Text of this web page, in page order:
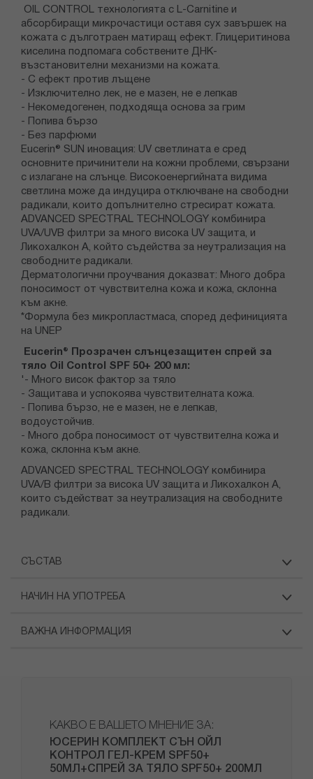
OIL CONTROL технологията с L-Carnitine и
абсорбиращи микрочастици оставя сух завършек на
кожата с дълготраен матиращ ефект. Глицеритинова
киселина подпомага собствените ДНК-
възстановителни механизми на кожата.
- С ефект против лъщене
- Изключително лек, не е мазен, не е лепкав
- Некомедогенен, подходяща основа за грим
- Попива бързо
- Без парфюми
Eucerin® SUN иновация: UV светлината е сред
основните причинители на кожни проблеми, свързани
с излагане на слънце. Високоенергийната видима
светлина може да индуцира отключване на свободни
радикали, които допълнително стресират кожата.
ADVANCED SPECTRAL TECHNOLOGY комбинира
UVA/UVB филтри за много висока UV защита, и
Ликохалкон А, който съдейства за неутрализация на
свободните радикали.
Дерматологични проучвания доказват: Много добра
поносимост от чувствителна кожа и кожа, склонна
към акне.
*Формула без микропластмаса, според дефиницията
на UNEP
Eucerin® Прозрачен слънцезащитен спрей за
тяло Oil Control SPF 50+ 200 мл:
'- Много висок фактор за тяло
- Защитава и успокоява чувствителната кожа.
- Попива бързо, не е мазен, не е лепкав,
водоустойчив.
- Много добра поносимост от чувствителна кожа и
кожа, склонна към акне.
ADVANCED SPECTRAL TECHNOLOGY комбинира
UVA/B филтри за висока UV защита и Ликохалкон А,
които съдействат за неутрализация на свободните
радикали.
СЪСТАВ
НАЧИН НА УПОТРЕБА
ВАЖНА ИНФОРМАЦИЯ
КАКВО Е ВАШЕТО МНЕНИЕ ЗА:
ЮСЕРИН КОМПЛЕКТ СЪН ОЙЛ
КОНТРОЛ ГЕЛ-КРЕМ SPF50+
50МЛ+СПРЕЙ ЗА ТЯЛО SPF50+ 200МЛ